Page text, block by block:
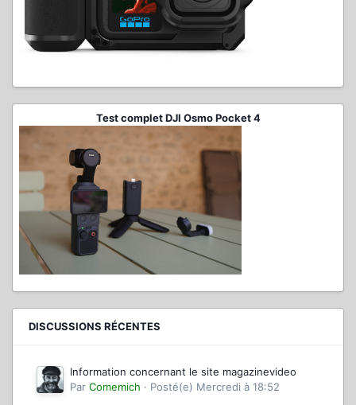
Test complet DJI Osmo Pocket 4
DISCUSSIONS RÉCENTES
Information concernant le site magazinevideo
Par Comemich · Posté(e) Mercredi à 18:52